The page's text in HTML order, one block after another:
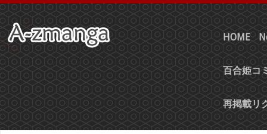
HOME
百合姫コ
再掲載リ